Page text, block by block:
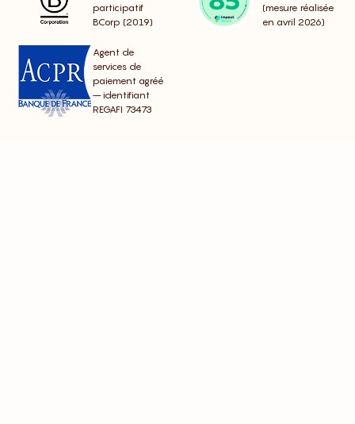
participatif
BCorp (2019)
(mesure réalisée
en avril 2026)
Agent de
services de
paiement agréé
– identifiant
REGAFI 73473